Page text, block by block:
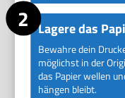
Lagere das
Bewahre dein
möglichst in der
das Papier wellen
hängen bleibt.